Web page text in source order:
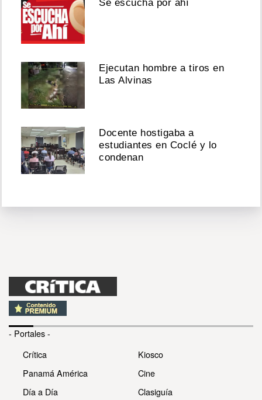
Se escucha por ahí
Ejecutan hombre a tiros en
Las Alvinas
Docente hostigaba a
estudiantes en Coclé y lo
condenan
- Portales -
Crítica
Panamá América
Día a Día
Kiosco
Cine
Clasiguía